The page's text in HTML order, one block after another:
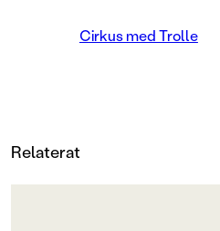
CE-MÄRKNINGCirkus med Trolle
Relaterat